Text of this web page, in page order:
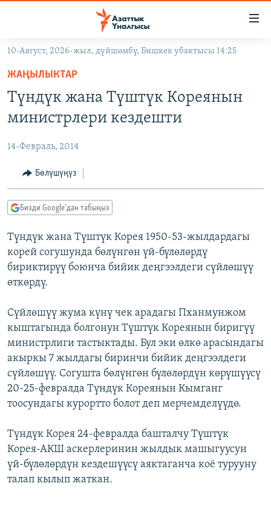
Навигацияга
өтүңүз
Издөөгө
салыңызКЫРГЫЗСТАН
ЭКОНОМИКА
МАДАНИЯТ
ДҮЙНӨ
БОРБОР АЗИЯ
АТАЙЫН ИЛИКТӨӨ
ТВ ПРОГРАММАЛАР
ЭКСПЕРТТЕР ТАЛДАЙТ
БИЗ ЖАНА ДҮЙНӨ
ДАНИСТЕ
ЭЖЕ-СИҢДИЛЕР
ЫҢГАЙСЫЗ СУРООЛОР
ӨЗГӨЧӨ ПИКИР
Русский
ОНЛАЙН ШЕРИНЕ
ЭЕ/АРнун бардык сайттары
10-Август, 2026-жыл, дүйшөмбү, Бишкек убактысы 14:25
ЖАҢЫЛЫКТАР
Түндүк жана Түштүк Кореянын
министрлери кездешти
14-Февраль, 2014
Бөлүшүңүз
Бизди Google'дан табыңыз
Түндүк жана Түштүк Корея 1950-53-жылдардагы
корей согушунда бөлүнгөн үй-бүлөлөрдү
бириктирүү боюнча бийик деңгээлдеги сүйлөшүү
өткөрдү.
Сүйлөшүү жума күнү чек арадагы Пханмунжом
кыштагында болгонун Түштүк Кореянын биригүү
министрлиги тастыктады. Бул эки өлкө арасындагы
акыркы 7 жылдагы биринчи бийик деңгээлдеги
сүйлөшүү. Согушта бөлүнгөн бүлөлөрдүн көрүшүүсү
20-25-февралда Түндүк Кореянын Кымганг
тоосундагы курортто болот деп мерчемделүүдө.
Түндүк Корея 24-февралда башталчу Түштүк
Корея-АКШ аскерлеринин жылдык машыгуусун
үй-бүлөлөрдүн кездешүүсү аяктаганча коё турууну
талап кылып жаткан.